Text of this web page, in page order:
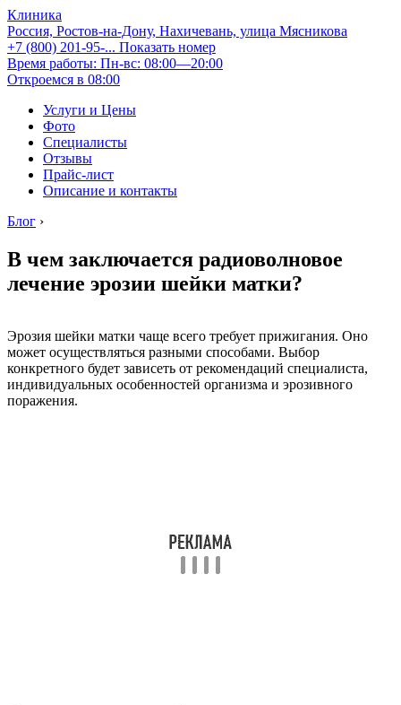
Клиника
Россия, Ростов-на-Дону, Нахичевань, улица Мясникова
+7 (800) 201-95-... Показать номер
Время работы: Пн-вс: 08:00—20:00
Откроемся в 08:00
Услуги и Цены
Фото
Специалисты
Отзывы
Прайс-лист
Описание и контакты
Блог ›
В чем заключается радиоволновое
лечение эрозии шейки матки?
Эрозия шейки матки чаще всего требует прижигания. Оно
может осуществляться разными способами. Выбор
конкретного будет зависеть от рекомендаций специалиста,
индивидуальных особенностей организма и эрозивного
поражения.